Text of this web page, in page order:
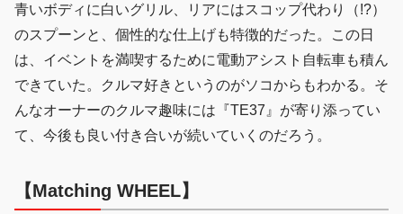
青いボディに白いグリル、リアにはスコップ代わり（!?）
のスプーンと、個性的な仕上げも特徴的だった。この日
は、イベントを満喫するために電動アシスト自転車も積ん
できていた。クルマ好きというのがソコからもわかる。そ
んなオーナーのクルマ趣味には『TE37』が寄り添ってい
て、今後も良い付き合いが続いていくのだろう。
【Matching WHEEL】